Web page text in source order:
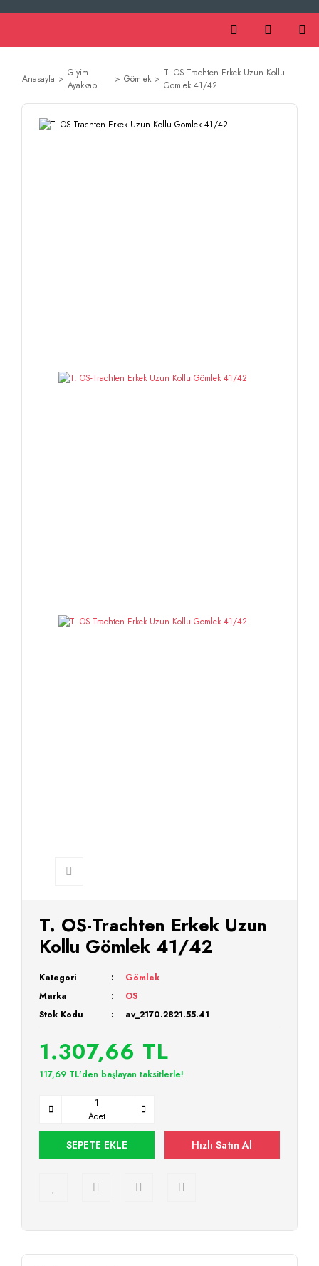
Anasayfa
Giyim
Ayakkabı
Gömlek
T. OS-Trachten Erkek Uzun Kollu
Gömlek 41/42
T. OS-Trachten Erkek Uzun
Kollu Gömlek 41/42
Kategori
Gömlek
Marka
OS
Stok Kodu
av_2170.2821.55.41
1.307,66 TL
117,69 TL'den başlayan taksitlerle!
Adet
SEPETE EKLE Hızlı Satın Al